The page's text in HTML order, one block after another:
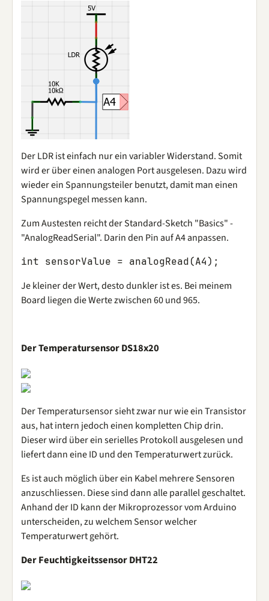
Der LDR ist einfach nur ein variabler Widerstand. Somit
wird er über einen analogen Port ausgelesen. Dazu wird
wieder ein Spannungsteiler benutzt, damit man einen
Spannungspegel messen kann.
Zum Austesten reicht der Standard-Sketch "Basics" -
"AnalogReadSerial". Darin den Pin auf A4 anpassen.
int sensorValue = analogRead(A4);
Je kleiner der Wert, desto dunkler ist es. Bei meinem
Board liegen die Werte zwischen 60 und 965.
Der Temperatursensor DS18x20
Der Temperatursensor sieht zwar nur wie ein Transistor
aus, hat intern jedoch einen kompletten Chip drin.
Dieser wird über ein serielles Protokoll ausgelesen und
liefert dann eine ID und den Temperaturwert zurück.
Es ist auch möglich über ein Kabel mehrere Sensoren
anzuschliessen. Diese sind dann alle parallel geschaltet.
Anhand der ID kann der Mikroprozessor vom Arduino
unterscheiden, zu welchem Sensor welcher
Temperaturwert gehört.
Der Feuchtigkeitssensor DHT22